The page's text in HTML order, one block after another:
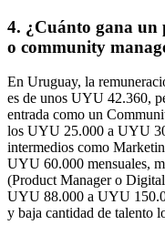
4. ¿Cuánto gana un
o community
En Uruguay, la
es de unos UYU 42.360,
entrada como un
los UYU 25.000 a UYU
intermedios como
UYU 60.000 mensuales,
(Product Manager o
UYU 88.000 a UYU
y baja cantidad de talento